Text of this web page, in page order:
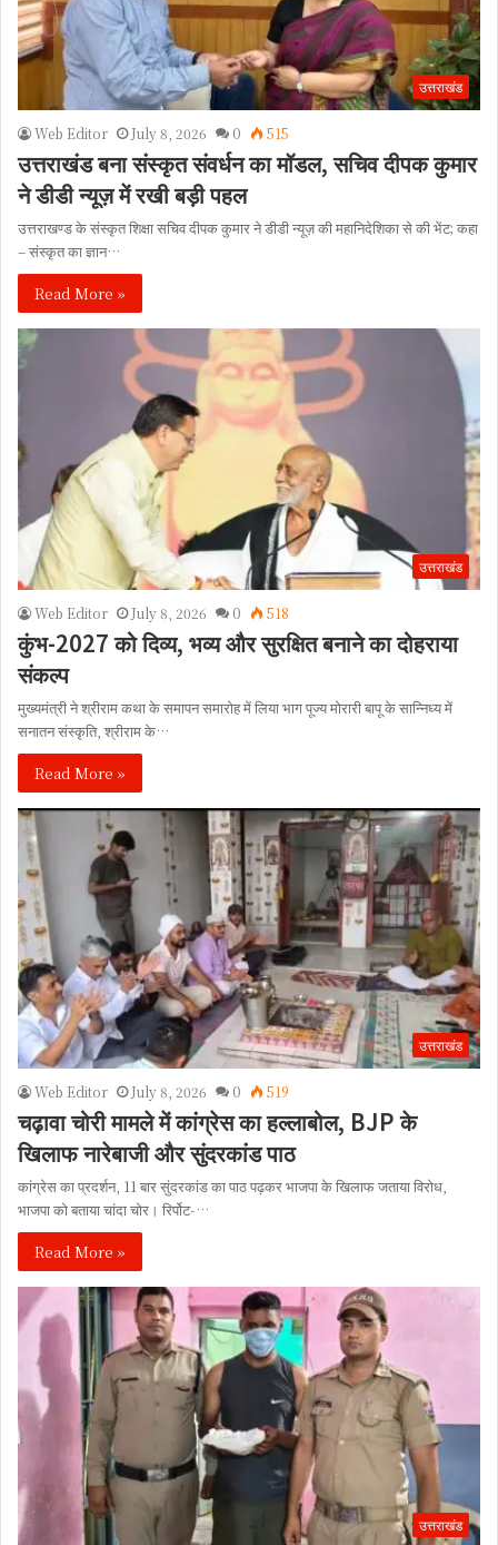
उत्तराखंड
Web Editor July 8, 2026 0 515
उत्तराखंड बना संस्कृत संवर्धन का मॉडल, सचिव दीपक कुमार
ने डीडी न्यूज़ में रखी बड़ी पहल
उत्तराखण्ड के संस्कृत शिक्षा सचिव दीपक कुमार ने डीडी न्यूज़ की महानिदेशिका से की भेंट; कहा
– संस्कृत का ज्ञान…
Read More »
उत्तराखंड
Web Editor July 8, 2026 0 518
कुंभ-2027 को दिव्य, भव्य और सुरक्षित बनाने का दोहराया
संकल्प
मुख्यमंत्री ने श्रीराम कथा के समापन समारोह में लिया भाग पूज्य मोरारी बापू के सान्निध्य में
सनातन संस्कृति, श्रीराम के…
Read More »
उत्तराखंड
Web Editor July 8, 2026 0 519
चढ़ावा चोरी मामले में कांग्रेस का हल्लाबोल, BJP के
खिलाफ नारेबाजी और सुंदरकांड पाठ
कांग्रेस का प्रदर्शन, 11 बार सुंदरकांड का पाठ पढ़कर भाजपा के खिलाफ जताया विरोध,
भाजपा को बताया चांदा चोर। रिर्पोट-…
Read More »
उत्तराखंड